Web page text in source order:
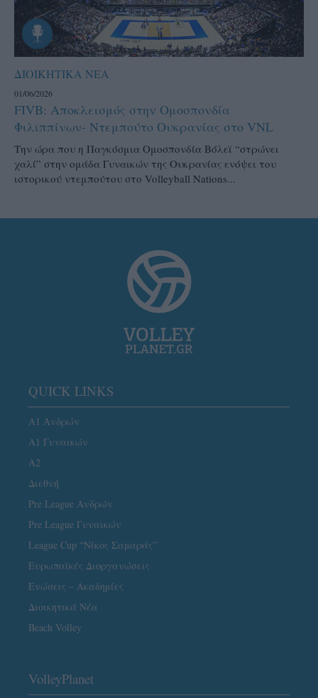
ΔΙΟΙΚΗΤΙΚΑ ΝΕΑ
01/06/2026
FIVB: Αποκλεισμός στην Ομοσπονδία
Φιλιππίνων- Ντεμπούτο Ουκρανίας στο VNL
Την ώρα που η Παγκόσμια Ομοσπονδία Βόλεϊ “στρώνει
χαλί” στην ομάδα Γυναικών της Ουκρανίας ενόψει του
ιστορικού ντεμπούτου στο Volleyball Nations...
QUICK LINKS
Α1 Ανδρών
Α1 Γυναικών
A2
Διεθνή
Pre League Ανδρών
Pre League Γυναικών
League Cup “Νίκος Σαμαράς”
Ευρωπαϊκές Διοργανώσεις
Ενώσεις – Ακαδημίες
Διοικητικά Νέα
Beach Volley
VolleyPlanet